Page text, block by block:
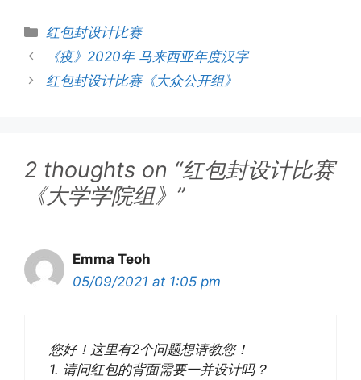
红包封设计比赛
《疫》2020年 马来西亚年度汉字
红包封设计比赛《大众公开组》
2 thoughts on “红包封设计比赛
《大学学院组》”
Emma Teoh
05/09/2021 at 1:05 pm
您好！这里有2个问题想请教您！
1. 请问红包的背面需要一并设计吗？